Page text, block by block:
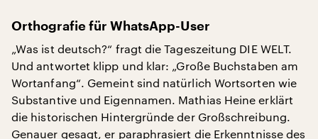
Orthografie für WhatsApp-User
„Was ist deutsch?“ fragt die Tageszeitung DIE WELT.
Und antwortet klipp und klar: „Große Buchstaben am
Wortanfang“. Gemeint sind natürlich Wortsorten wie
Substantive und Eigennamen. Mathias Heine erklärt
die historischen Hintergründe der Großschreibung.
Genauer gesagt, er paraphrasiert die Erkenntnisse des